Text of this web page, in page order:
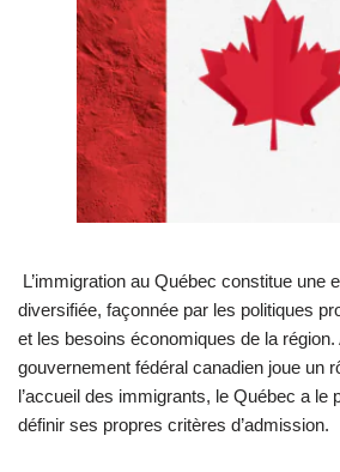
L’immigration au Québec constitue une
diversifiée, façonnée par les politiques
et les besoins économiques de la région.
gouvernement fédéral canadien joue un
l’accueil des immigrants, le Québec a le
définir ses propres critères d’admission.